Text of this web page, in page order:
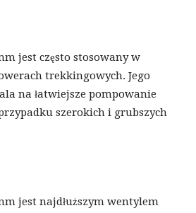
jest często stosowany w
trekkingowych. Jego
na łatwiejsze pompowanie
szerokich i grubszych
jest najdłuższym wentylem